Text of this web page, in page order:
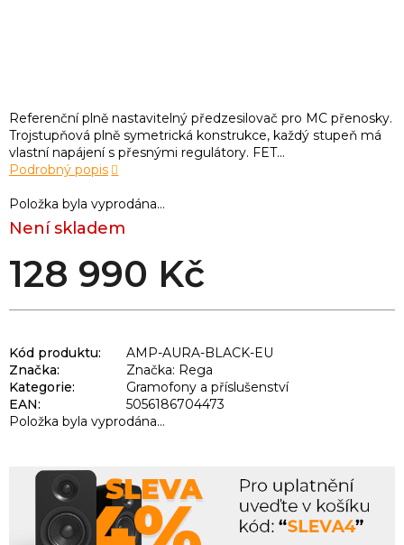
Není skladem
128 990 Kč
Položka byla vyprodána…
Kód produktu:
AMP-AURA-BLACK-EU
Značka:
Značka: Rega
Kategorie:
Gramofony a příslušenství
EAN:
5056186704473
Položka byla vyprodána…
Referenční plně nastavitelný předzesilovač pro MC přenosky.
Trojstupňová plně symetrická konstrukce, každý stupeň má
vlastní napájení s přesnými regulátory. FET...
Podrobný popis